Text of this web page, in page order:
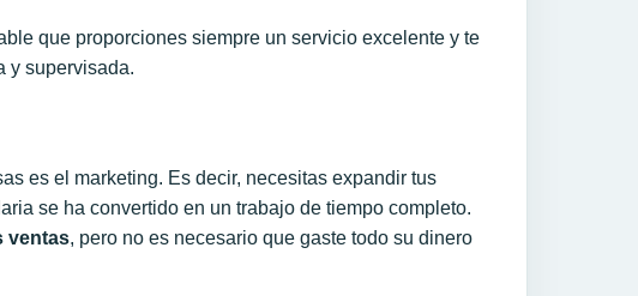
que proporciones siempre un servicio excelente y te
y supervisada.
es el marketing. Es decir, necesitas expandir tus
se ha convertido en un trabajo de tiempo completo.
ventas, pero no es necesario que gaste todo su dinero